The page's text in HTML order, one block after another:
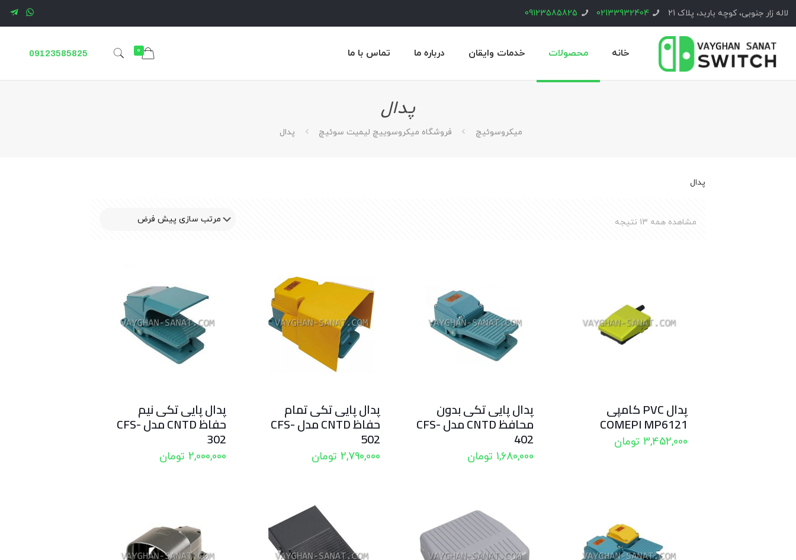
لاله زار جنوبی، کوچه باربد، پلاک 21 02133932404
09123585825
خانه محصولات خدمات وایقان درباره ما تماس با ما 0
09123585825
پدال
ميكروسوئيچ فروشگاه میکروسوییچ لیمیت سوئیچ پدال
پدال
مشاهده همه 13 نتیجه
پدال PVC کامپی
COMEPI MP6121
3,452,000 تومان
پدال پایی تکی بدون
محافظ CNTD مدل CFS-
402
1,680,000 تومان
پدال پایی تکی تمام
حفاظ CNTD مدل CFS-
502
2,790,000 تومان
پدال پایی تکی نیم
حفاظ CNTD مدل CFS-
302
2,000,000 تومان